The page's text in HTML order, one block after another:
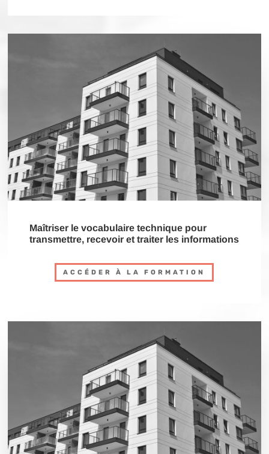
Maîtriser le vocabulaire technique pour
transmettre, recevoir et traiter les informations
ACCÉDER À LA FORMATION